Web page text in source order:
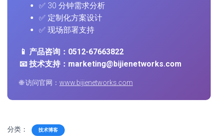
✅ 30 分钟需求分析
✅ 定制化方案设计
✅ 现场部署支持
📱 产品咨询：0512-67663822
📧 技术支持：marketing@bijienetworks.com
🌐 访问官网： www.bijienetworks.com
分类： 技术博客